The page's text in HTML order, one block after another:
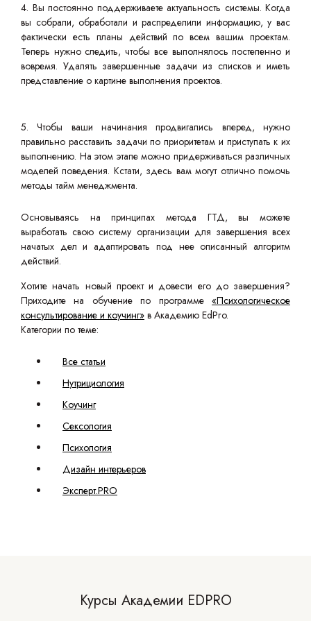
4. Вы постоянно поддерживаете актуальность системы. Когда
вы собрали, обработали и распределили информацию, у вас
фактически есть планы действий по всем вашим проектам.
Теперь нужно следить, чтобы все выполнялось постепенно и
вовремя. Удалять завершенные задачи из списков и иметь
представление о картине выполнения проектов.
5. Чтобы ваши начинания продвигались вперед, нужно
правильно расставить задачи по приоритетам и приступать к их
выполнению. На этом этапе можно придерживаться различных
моделей поведения. Кстати, здесь вам могут отлично помочь
методы тайм менеджмента.
Основываясь на принципах метода ГТД, вы можете
выработать свою систему организации для завершения всех
начатых дел и адаптировать под нее описанный алгоритм
действий.
Хотите начать новый проект и довести его до завершения?
Приходите на обучение по программе «Психологическое
консультирование и коучинг» в Академию EdPro.
Категории по теме:
Все статьи
Нутрициология
Коучинг
Сексология
Психология
Дизайн интерьеров
Эксперт.PRO
Курсы Академии EDPRO